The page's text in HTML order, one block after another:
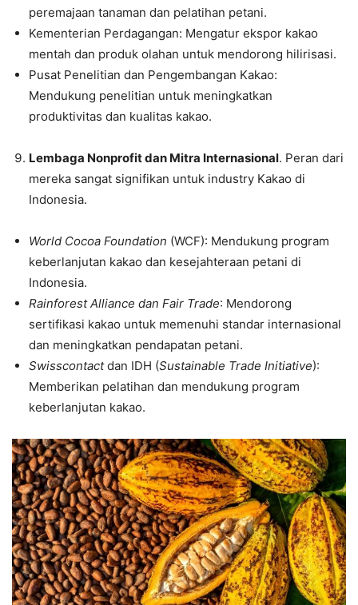
peremajaan tanaman dan pelatihan petani.
Kementerian Perdagangan: Mengatur ekspor kakao
mentah dan produk olahan untuk mendorong hilirisasi.
Pusat Penelitian dan Pengembangan Kakao:
Mendukung penelitian untuk meningkatkan
produktivitas dan kualitas kakao.
Lembaga Nonprofit dan Mitra Internasional. Peran dari
mereka sangat signifikan untuk industry Kakao di
Indonesia.
World Cocoa Foundation (WCF): Mendukung program
keberlanjutan kakao dan kesejahteraan petani di
Indonesia.
Rainforest Alliance dan Fair Trade: Mendorong
sertifikasi kakao untuk memenuhi standar internasional
dan meningkatkan pendapatan petani.
Swisscontactdan IDH (Sustainable Trade Initiative):
Memberikan pelatihan dan mendukung program
keberlanjutan kakao.